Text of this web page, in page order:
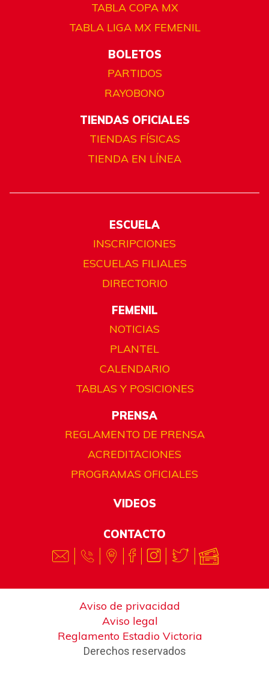
TABLA COPA MX
TABLA LIGA MX FEMENIL
BOLETOS
PARTIDOS
RAYOBONO
TIENDAS OFICIALES
TIENDAS FÍSICAS
TIENDA EN LÍNEA
ESCUELA
INSCRIPCIONES
ESCUELAS FILIALES
DIRECTORIO
FEMENIL
NOTICIAS
PLANTEL
CALENDARIO
TABLAS Y POSICIONES
PRENSA
REGLAMENTO DE PRENSA
ACREDITACIONES
PROGRAMAS OFICIALES
VIDEOS
CONTACTO
Aviso de privacidad
Aviso legal
Reglamento Estadio Victoria
Derechos reservados